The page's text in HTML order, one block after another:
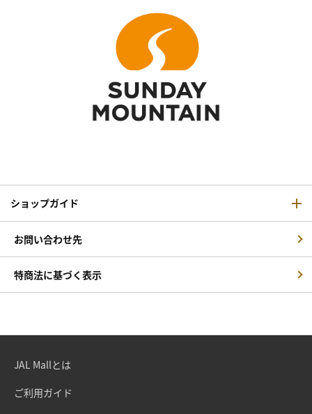
ショップガイド
お問い合わせ先
特商法に基づく表示
JAL Mallとは
ご利用ガイド